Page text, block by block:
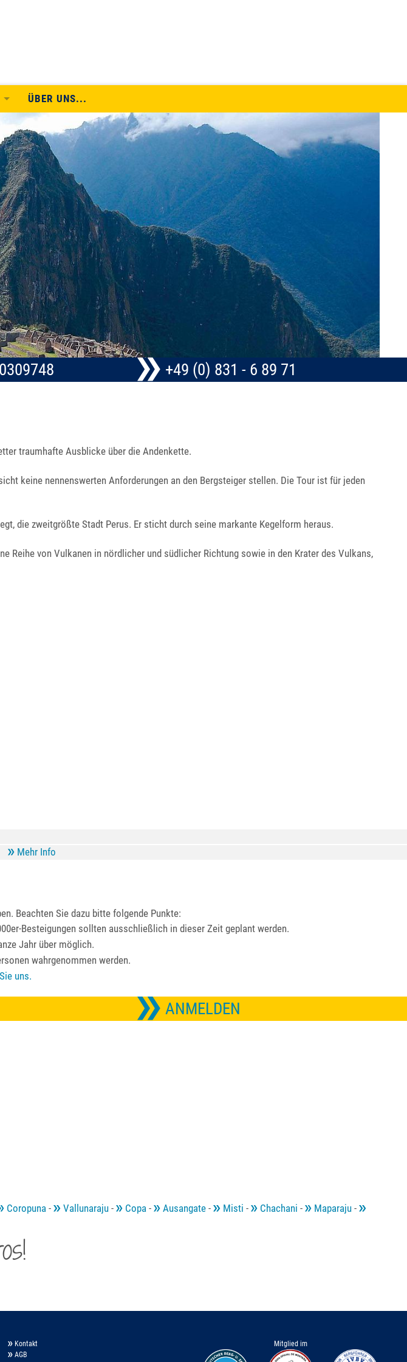
LINKS
ÜBER UNS...
+49 (0) 831 - 6 89 71
traumhafte Ausblicke über die Andenkette.
keine nennenswerten Anforderungen an den Bergsteiger stellen. Die Tour ist für jeden
die zweitgrößte Stadt Perus. Er sticht durch seine markante Kegelform heraus.
Reihe von Vulkanen in nördlicher und südlicher Richtung sowie in den Krater des Vulkans,
Mehr Info
Beachten Sie dazu bitte folgende Punkte:
Besteigungen sollten ausschließlich in dieser Zeit geplant werden.
Jahr über möglich.
wahrgenommen werden.
uns.
ANMELDEN
Coropuna - Vallunaraju- Copa - Ausangate - Misti - Chachani - Maparaju -
Kontakt
AGB
Mitglied im